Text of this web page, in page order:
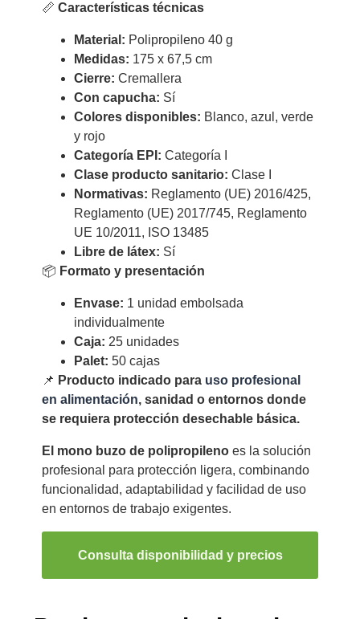
📏 Características técnicas
Material: Polipropileno 40 g
Medidas: 175 x 67,5 cm
Cierre: Cremallera
Con capucha: Sí
Colores disponibles: Blanco, azul, verde
y rojo
Categoría EPI: Categoría I
Clase producto sanitario: Clase I
Normativas: Reglamento (UE) 2016/425,
Reglamento (UE) 2017/745, Reglamento
UE 10/2011, ISO 13485
Libre de látex: Sí
📦 Formato y presentación
Envase: 1 unidad embolsada
individualmente
Caja: 25 unidades
Palet: 50 cajas
📌 Producto indicado para uso profesional
en alimentación, sanidad o entornos donde
se requiera protección desechable básica.
El mono buzo de polipropilenoes la solución
profesional para protección ligera, combinando
funcionalidad, adaptabilidad y facilidad de uso
en entornos de trabajo exigentes.
Consulta disponibilidad y precios